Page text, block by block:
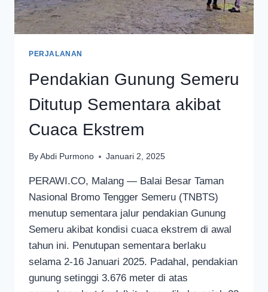
PERJALANAN
Pendakian Gunung Semeru
Ditutup Sementara akibat
Cuaca Ekstrem
By Abdi Purmono Januari 2, 2025
PERAWI.CO, Malang — Balai Besar Taman
Nasional Bromo Tengger Semeru (TNBTS)
menutup sementara jalur pendakian Gunung
Semeru akibat kondisi cuaca ekstrem di awal
tahun ini. Penutupan sementara berlaku
selama 2-16 Januari 2025. Padahal, pendakian
gunung setinggi 3.676 meter di atas